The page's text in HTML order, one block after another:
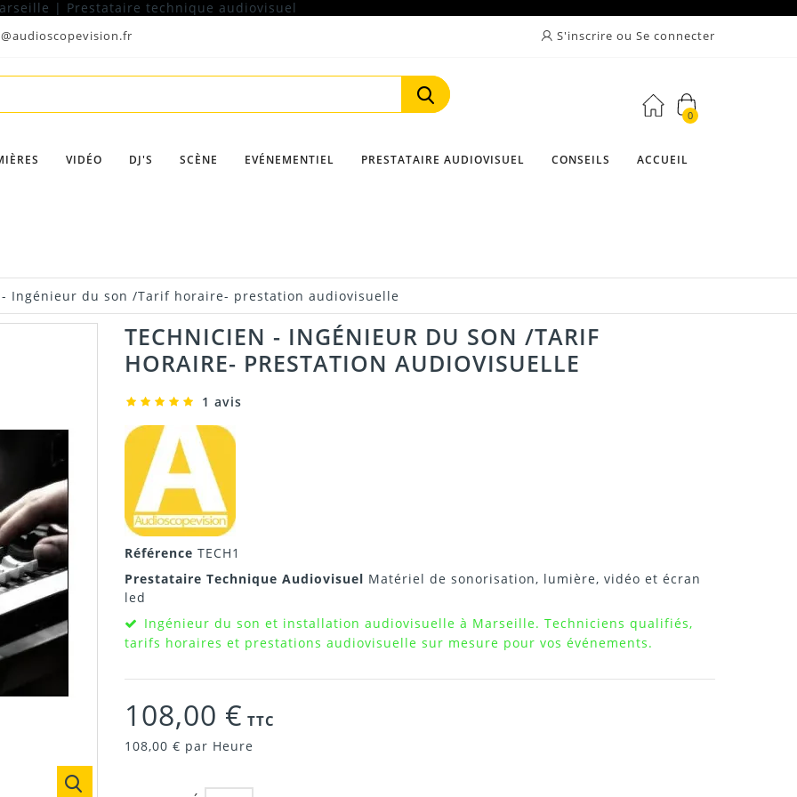
S'inscrire ou Se connecter
0
VIDÉO DJ'S SCÈNE EVÉNEMENTIEL PRESTATAIRE AUDIOVISUEL CONSEILS ACCUEIL
Ingénieur du son /Tarif horaire- prestation audiovisuelle
TECHNICIEN - INGÉNIEUR DU SON /TARIF
HORAIRE- PRESTATION AUDIOVISUELLE
1 avis
Référence TECH1
Prestataire Technique Audiovisuel Matériel de sonorisation, lumière, vidéo et écran
led
Ingénieur du son et installation audiovisuelle à Marseille. Techniciens qualifiés,
tarifs horaires et prestations audiovisuelle sur mesure pour vos événements.
108,00 € TTC
108,00 € par Heure